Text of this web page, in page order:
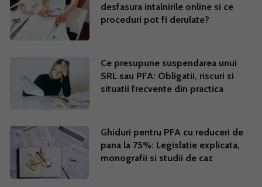
desfasura intalnirile online si ce
proceduri pot fi derulate?
Ce presupune suspendarea unui
SRL sau PFA: Obligatii, riscuri si
situatii frecvente din practica
Ghiduri pentru PFA cu reduceri de
pana la 75%: Legislatie explicata,
monografii si studii de caz